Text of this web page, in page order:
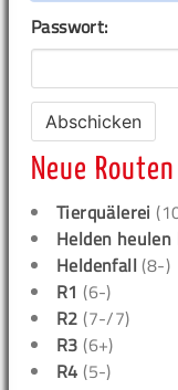
Passwort:
Neue Routen
Tierquälerei
Helden heulen
Heldenfall (8-)
R1 (6-)
R2 (7-/7)
R3 (6+)
R4 (5-)